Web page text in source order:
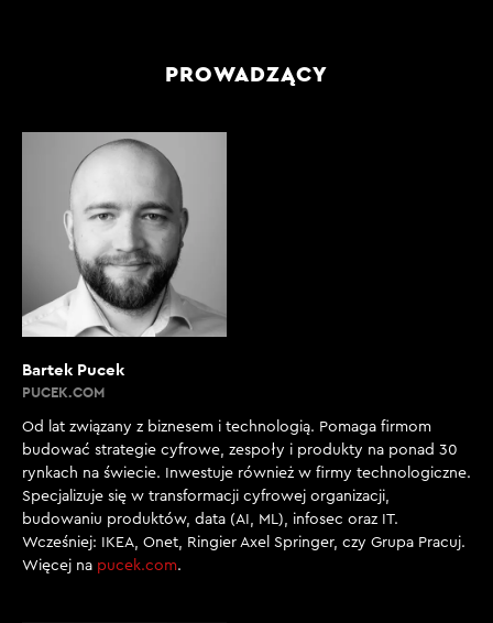
PROWADZĄCY
Bartek Pucek
PUCEK.COM
Od lat związany z biznesem i technologią. Pomaga firmom
budować strategie cyfrowe, zespoły i produkty na ponad 30
rynkach na świecie. Inwestuje również w firmy technologiczne.
Specjalizuje się w transformacji cyfrowej organizacji,
budowaniu produktów, data (AI, ML), infosec oraz IT.
Wcześniej: IKEA, Onet, Ringier Axel Springer, czy Grupa Pracuj.
Więcej na pucek.com.